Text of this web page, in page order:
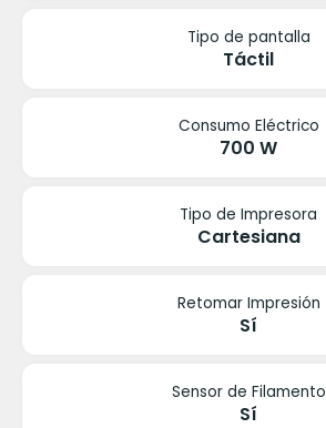
Tipo de pantalla
Táctil
Consumo Eléctrico
700 W
Tipo de Impresora
Cartesiana
Retomar Impresión
Sí
Sensor de Filamento
Sí